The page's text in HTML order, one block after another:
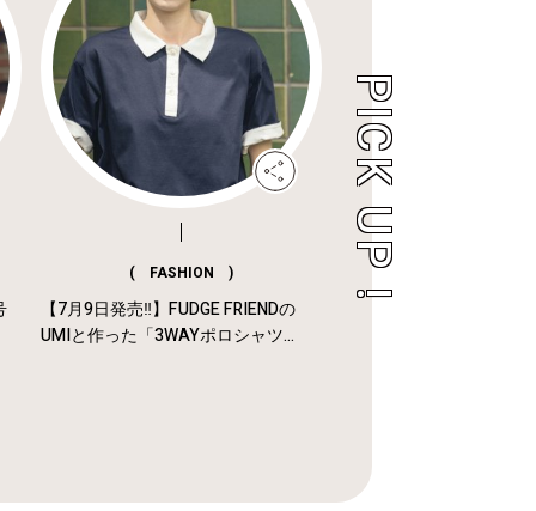
( FASHION )
【7月9日発売‼︎】FUDGE FRIENDの
UMIと作った「3WAYポロシャツ...